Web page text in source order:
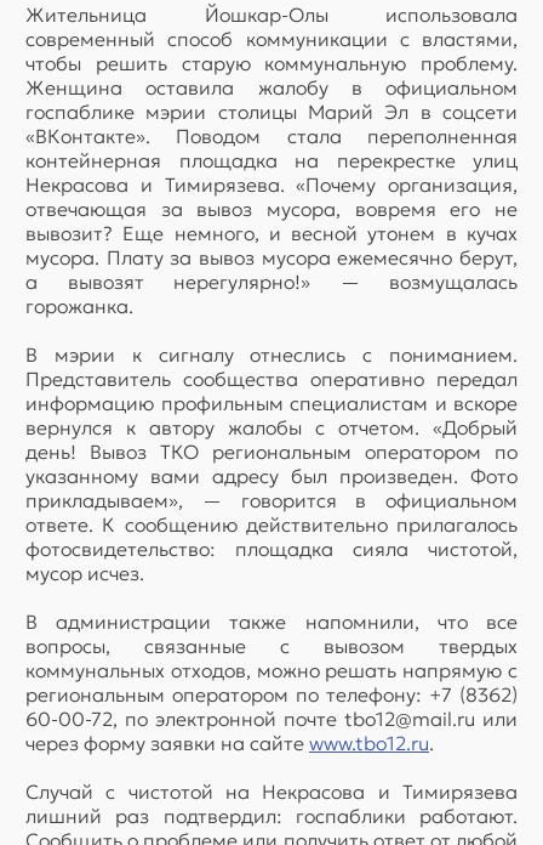
Жительница Йошкар-Олы использовала
современный способ коммуникации с властями,
чтобы решить старую коммунальную проблему.
Женщина оставила жалобу в официальном
госпаблике мэрии столицы Марий Эл в соцсети
«ВКонтакте». Поводом стала переполненная
контейнерная площадка на перекрестке улиц
Некрасова и Тимирязева. «Почему организация,
отвечающая за вывоз мусора, вовремя его не
вывозит? Еще немного, и весной утонем в кучах
мусора. Плату за вывоз мусора ежемесячно берут,
а вывозят нерегулярно!» — возмущалась
горожанка.
В мэрии к сигналу отнеслись с пониманием.
Представитель сообщества оперативно передал
информацию профильным специалистам и вскоре
вернулся к автору жалобы с отчетом. «Добрый
день! Вывоз ТКО региональным оператором по
указанному вами адресу был произведен. Фото
прикладываем», — говорится в официальном
ответе. К сообщению действительно прилагалось
фотосвидетельство: площадка сияла чистотой,
мусор исчез.
В администрации также напомнили, что все
вопросы, связанные с вывозом твердых
коммунальных отходов, можно решать напрямую с
региональным оператором по телефону: +7 (8362)
60-00-72, по электронной почте tbo12@mail.ru или
через форму заявки на сайте www.tbo12.ru.
Случай с чистотой на Некрасова и Тимирязева
лишний раз подтвердил: госпаблики работают.
Сообщить о проблеме или получить ответ от любой